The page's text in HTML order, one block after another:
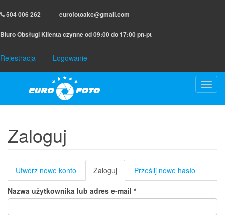
do504 006 262 eurofotoakc@gmail.com
Biuro Obsługi Klienta czynne od 09:00 do 17:00 pn-pt
Rejestracja Logowanie
Zaloguj
Karty
podstawowe
Utwórz nowe konto Zaloguj (aktywna
karta)
Prześlij nowe hasło
Nazwa użytkownika lub adres e-mail *